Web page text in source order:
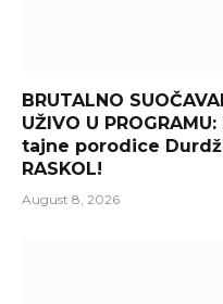
BRUTALNO
UŽIVO U
tajne porodice
RASKOL!
August 8, 2026